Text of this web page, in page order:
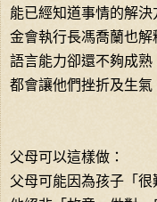
能已經知道事情的解
金會執行長馮喬蘭也
語言能力卻還不夠成熟
都會讓他們挫折及生氣
父母可以這樣做：
父母可能因為孩子「